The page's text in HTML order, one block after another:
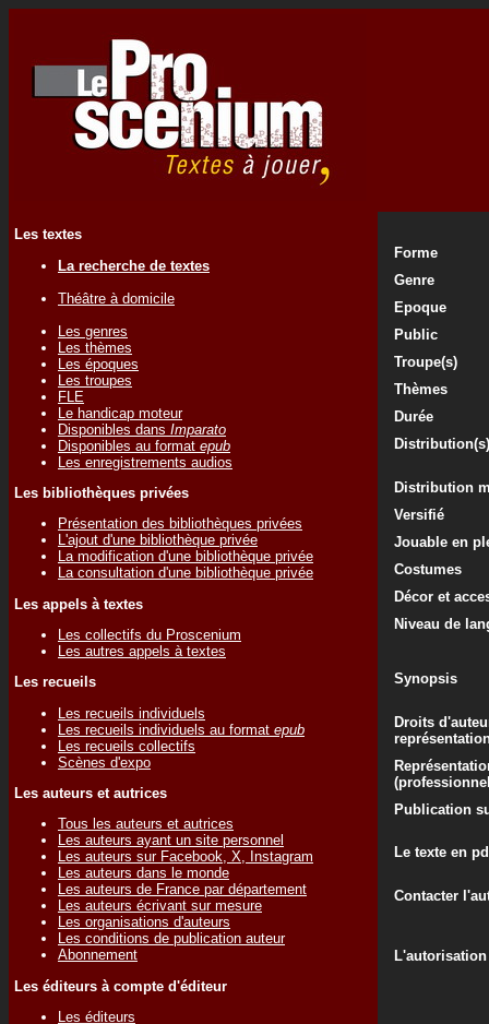
Les textes
La recherche de textes
Théâtre à domicile
Les genres
Les thèmes
Les époques
Les troupes
FLE
Le handicap moteur
Disponibles dans Imparato
Disponibles au format epub
Les enregistrements audios
Les bibliothèques privées
Présentation des bibliothèques privées
L'ajout d'une bibliothèque privée
La modification d'une bibliothèque privée
La consultation d'une bibliothèque privée
Les appels à textes
Les collectifs du Proscenium
Les autres appels à textes
Les recueils
Les recueils individuels
Les recueils individuels au format epub
Les recueils collectifs
Scènes d'expo
Les auteurs et autrices
Tous les auteurs et autrices
Les auteurs ayant un site personnel
Les auteurs sur Facebook, X, Instagram
Les auteurs dans le monde
Les auteurs de France par département
Les auteurs écrivant sur mesure
Les organisations d'auteurs
Les conditions de publication auteur
Abonnement
Les éditeurs à compte d'éditeur
Les éditeurs
Forme
Genre
Epoque
Public
Troupe(s)
Thèmes
Durée
Distribution(s)
Distribution
Versifié
Jouable en
Costumes
Décor et
Niveau de
Synopsis
Droits
Publication
Le texte en
Contacter
L'autorisation